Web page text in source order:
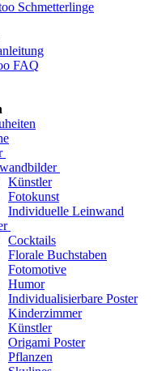
FAQ
Künstler
Fotokunst
Individuelle Leinwand
Cocktails
Florale Buchstaben
Fotomotive
Humor
Individualisierbare Poster
Kinderzimmer
Künstler
Origami Poster
Pflanzen